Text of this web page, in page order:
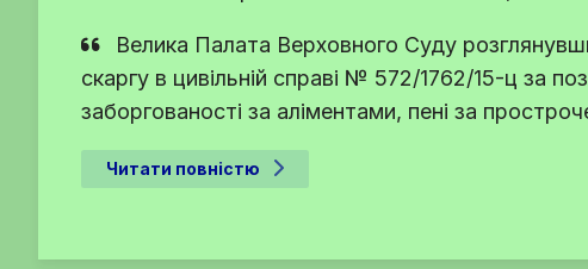
Велика Палата Верховного Суду
скаргу в цивільній справі № 572/1762/15-ц за
заборгованості за аліментами, пені за
Читати повністю